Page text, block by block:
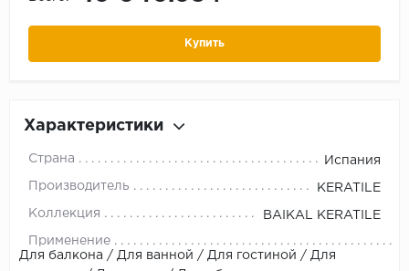
Купить
Характеристики
Страна Испания
Производитель KERATILE
Коллекция BAIKAL KERATILE
Применение
Для балкона / Для ванной / Для гостиной / Для